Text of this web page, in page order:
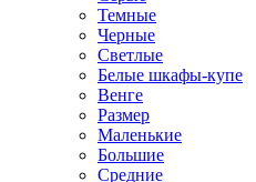
Темные
Черные
Светлые
Белые шкафы-купе
Венге
Размер
Маленькие
Большие
Средние